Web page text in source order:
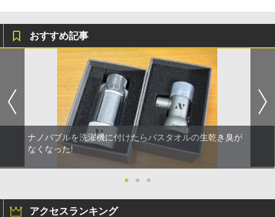
おすすめ記事
ナノバブルを洗濯機に付けたらバスタオルの生乾き臭が
なくなった!
● ● ●
アクセスランキング